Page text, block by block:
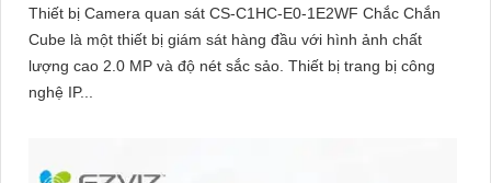
Thiết bị Camera quan sát CS-C1HC-E0-1E2WF Chắc Chắn
Cube là một thiết bị giám sát hàng đầu với hình ảnh chất
lượng cao 2.0 MP và độ nét sắc sảo. Thiết bị trang bị công
nghệ IP...